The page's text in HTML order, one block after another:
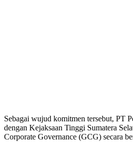
Sebagai wujud komitmen tersebut, PT
dengan Kejaksaan Tinggi Sumatera
Corporate Governance (GCG) secara